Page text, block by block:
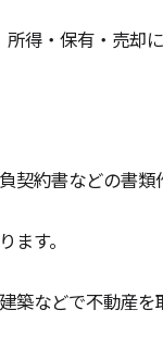
得・保有・売却
契約書などの書類
ます。
築などで不動産を